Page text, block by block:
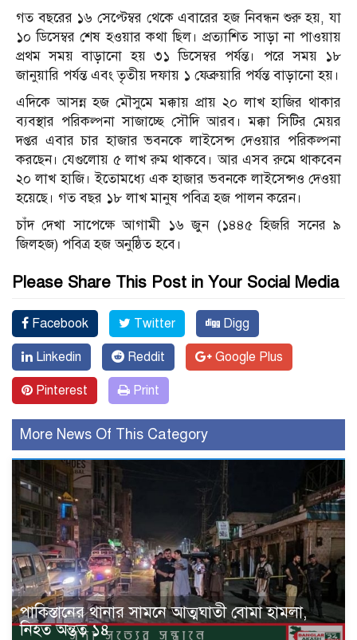
গত বছরের ১৬ সেপ্টেম্বর থেকে এবারের হজ নিবন্ধন শুরু হয়, যা
১০ ডিসেম্বর শেষ হওয়ার কথা ছিল। প্রত্যাশিত সাড়া না পাওয়ায়
প্রথম সময় বাড়ানো হয় ৩১ ডিসেম্বর পর্যন্ত। পরে সময় ১৮
জানুয়ারি পর্যন্ত এবং তৃতীয় দফায় ১ ফেব্রুয়ারি পর্যন্ত বাড়ানো হয়।
এদিকে আসন্ন হজ মৌসুমে মক্কায় প্রায় ২০ লাখ হাজির থাকার
ব্যবস্থার পরিকল্পনা সাজাচ্ছে সৌদি আরব। মক্কা সিটির মেয়র
দপ্তর এবার চার হাজার ভবনকে লাইসেন্স দেওয়ার পরিকল্পনা
করছেন। যেগুলোয় ৫ লাখ রুম থাকবে। আর এসব রুমে থাকবেন
২০ লাখ হাজি। ইতোমধ্যে এক হাজার ভবনকে লাইসেন্সও দেওয়া
হয়েছে। গত বছর ১৮ লাখ মানুষ পবিত্র হজ পালন করেন।
চাঁদ দেখা সাপেক্ষে আগামী ১৬ জুন (১৪৪৫ হিজরি সনের ৯
জিলহজ) পবিত্র হজ অনুষ্ঠিত হবে।
Please Share This Post in Your Social Media
Facebook Twitter Digg
Linkedin Reddit Google Plus
Pinterest Print
More News Of This Category
পাকিস্তানের থানার সামনে আত্মঘাতী বোমা হামলা,
নিহত অন্তত ১৪